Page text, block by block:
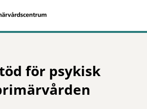
för psykisk